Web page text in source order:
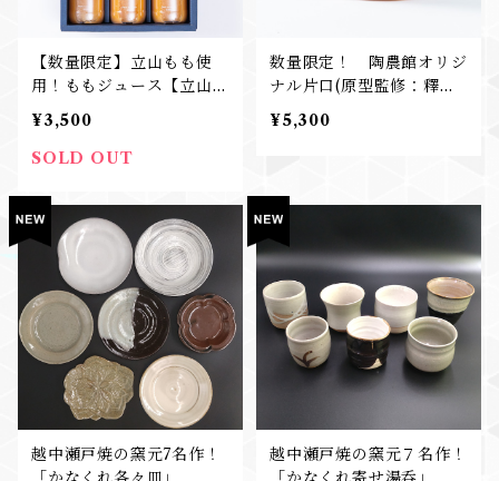
【数量限定】立山もも使
用！ももジュース【立山の
果実】
¥3,500
SOLD OUT
数量限定！ 陶農館オリジ
ナル片口(原型監修：釋永
由紀夫氏)
¥5,300
越中瀬戸焼の窯元7名作！
越中瀬戸焼の窯元７名作！